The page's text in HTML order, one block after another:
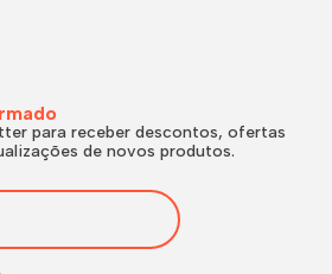
para receber descontos, ofertas
de novos produtos.